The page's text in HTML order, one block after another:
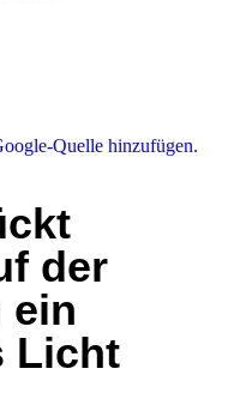
Quelle hinzufügen.
der
ein
Licht